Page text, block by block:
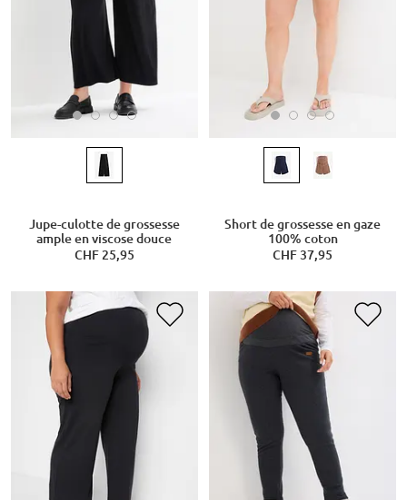
Jupe-culotte de grossesse
ample en viscose douce
CHF 25,95
Short de grossesse en gaze
100% coton
CHF 37,95